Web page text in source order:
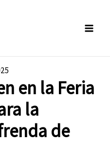
en la Feria
la
de